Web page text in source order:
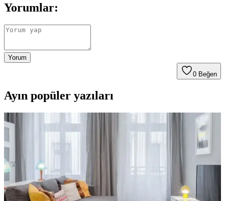
Yorumlar:
Yorum
0 Beğen
Ayın popüler yazıları